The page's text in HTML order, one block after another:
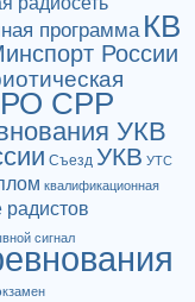
программа КВ
России
РО СРР
УКВ
Съезд УКВ УТС
квалификационная
радистов
сигнал